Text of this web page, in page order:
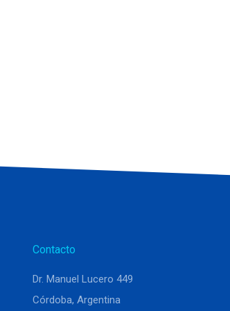
Contacto
Dr. Manuel Lucero 449
Córdoba, Argentina